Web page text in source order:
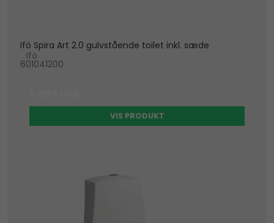
Ifö Spira Art 2.0 gulvstående toilet inkl. sæde
Ifö
601041200
VIS PRODUKT